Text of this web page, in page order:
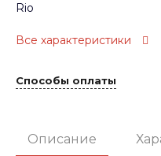
Rio
Все характеристики
Способы оплаты
Описание